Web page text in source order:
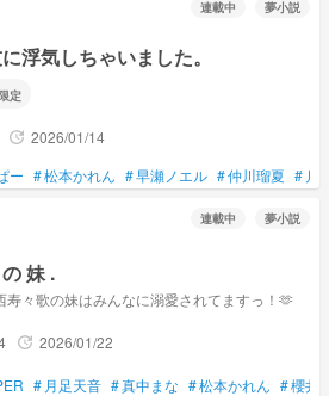
連載中 夢小説
浮気しちゃいました。
定
update 2026/01/14
ー #松本かれん #早瀬ノエル #仲川瑠夏 # 月
連載中 夢小説
妹 .
寿々歌の妹はみんなに溺愛されてますっ！🫶
update 2026/01/22
# 月足天音 #真中まな #松本かれん #櫻井